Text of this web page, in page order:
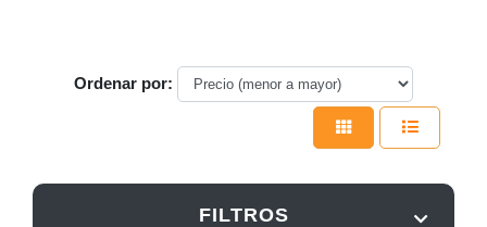
Ordenar por:
FILTROS